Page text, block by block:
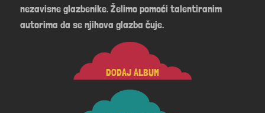
nezavisne glazbenike. Želimo pomoći talentiranim
autorima da se njihova glazba čuje.
DODAJ ALBUM